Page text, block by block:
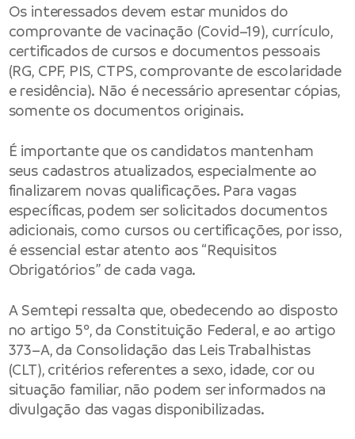
Os interessados devem estar munidos do
comprovante de vacinação (Covid–19), currículo,
certificados de cursos e documentos pessoais
(RG, CPF, PIS, CTPS, comprovante de escolaridade
e residência). Não é necessário apresentar cópias,
somente os documentos originais.
É importante que os candidatos mantenham
seus cadastros atualizados, especialmente ao
finalizarem novas qualificações. Para vagas
específicas, podem ser solicitados documentos
adicionais, como cursos ou certificações, por isso,
é essencial estar atento aos “Requisitos
Obrigatórios” de cada vaga.
A Semtepi ressalta que, obedecendo ao disposto
no artigo 5º, da Constituição Federal, e ao artigo
373–A, da Consolidação das Leis Trabalhistas
(CLT), critérios referentes a sexo, idade, cor ou
situação familiar, não podem ser informados na
divulgação das vagas disponibilizadas.